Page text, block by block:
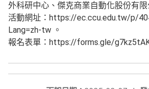
外科研中心、傑克商業自動化股份有限
活動網址：https://ec.ccu.edu.tw/p/
Lang=zh-tw 。
報名表單：https://forms.gle/